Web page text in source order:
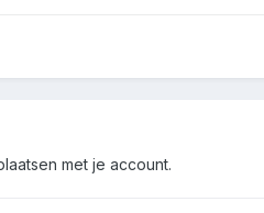
met je account.